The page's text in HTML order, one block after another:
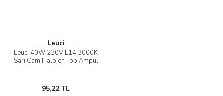
Leuci
Leuci 40W 230V E14 3000K
Sarı Cam Halojen Top Ampul
95,22 TL